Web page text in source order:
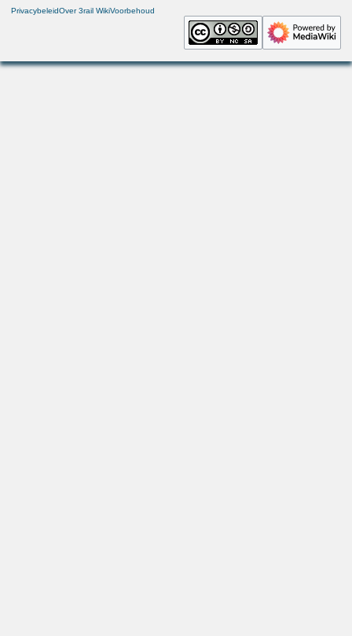
PrivacybeleidOver 3rail WikiVoorbehoud